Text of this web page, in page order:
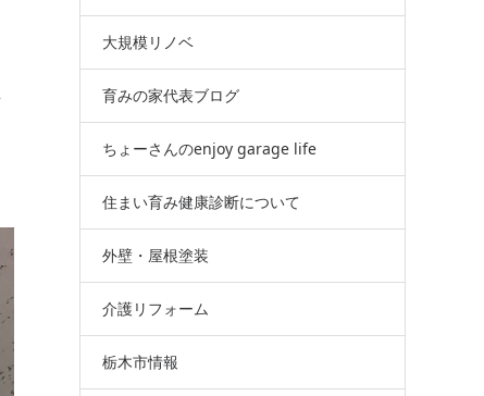
大規模リノベ
育みの家代表ブログ
ちょーさんのenjoy garage life
住まい育み健康診断について
外壁・屋根塗装
介護リフォーム
栃木市情報